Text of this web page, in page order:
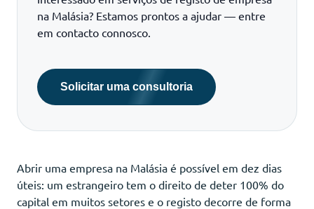
na Malásia? Estamos prontos a ajudar — entre
em contacto connosco.
Solicitar uma consultoria
Abrir uma empresa na Malásia é possível em dez dias
úteis: um estrangeiro tem o direito de deter 100% do
capital em muitos setores e o registo decorre de forma